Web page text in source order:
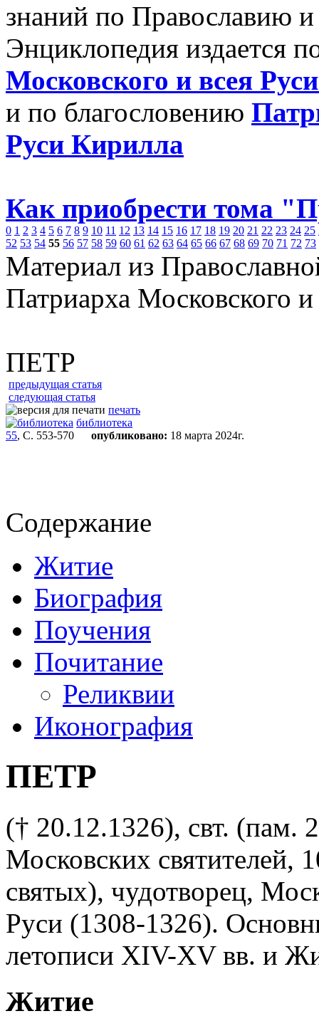
знаний по Православию
Энциклопедия издается
Московского и всея
и по благословению
Руси Кирилла
Как приобрести тома
0 1 2 3 4 5 6 7 8 9 10 11 12 13 14 15 16 17 18 19 20 21 22 23 24 25
52 53 54 55 56 57 58 59 60 61 62 63 64 65 66 67 68 69 70 71 72 73
Материал из
Патриарха Московского
ПЕТР
предыдущая статья
следующая статья
печать
библиотека
55, С. 553-570 опубликовано: 18 марта 2024г.
Содержание
Житие
Биография
Поучения
Почитание
Реликвии
Иконография
ПЕТР
(† 20.12.1326), свт. (пам.
Московских святителей,
святых), чудотворец,
Руси (1308-1326).
летописи XIV-XV вв. и
Житие